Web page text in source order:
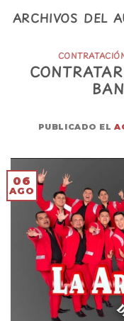
ARCHIVOS DEL
PUBLICADO EL
06
AGO